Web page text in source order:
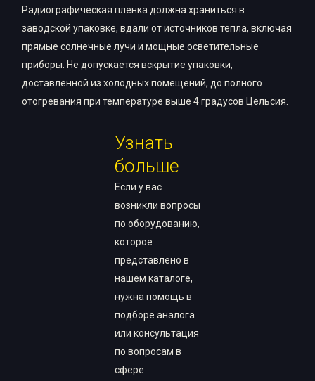
Радиографическая пленка должна храниться в
заводской упаковке, вдали от источников тепла, включая
прямые солнечные лучи и мощные осветительные
приборы. Не допускается вскрытие упаковки,
доставленной из холодных помещений, до полного
отогревания при температуре выше 4 градусов Цельсия.
Узнать
больше
Если у вас
возникли вопросы
по оборудованию,
которое
представлено в
нашем каталоге,
нужна помощь в
подборе аналога
или консультация
по вопросам в
сфере